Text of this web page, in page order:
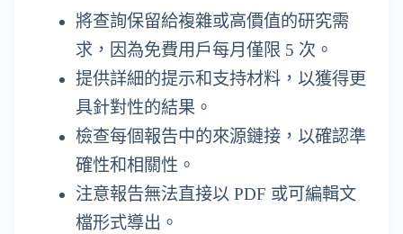
將查詢保留給複雜或高價值的研究需
求，因為免費用戶每月僅限 5 次。
提供詳細的提示和支持材料，以獲得更
具針對性的結果。
檢查每個報告中的來源鏈接，以確認準
確性和相關性。
注意報告無法直接以 PDF 或可編輯文
檔形式導出。